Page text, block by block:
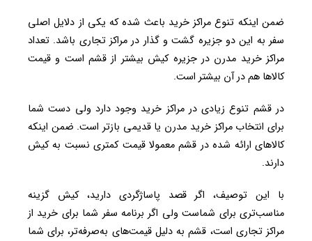
ضمن اینکه تنوع مراکز خرید باعث شده که یکی از دلایل اصلی
سفر به این دو جزیره گشت و گذار در مراکز تجاری باشد. تعداد
مراکز خرید مدرن در جزیره کیش بیشتر از قشم است و قیمت
کالاها هم در آن بیشتر است.
در قشم تنوع زیادی در مراکز خرید وجود دارد ولی دست شما
برای انتخاب مراکز خرید مدرن یا قدیمی‌ بازتر است. ضمن اینکه
کالاهای ارائه شده در قشم معمولا قیمت کمتری نسبت به کیش
دارند.
با این توصیف، اگر قصد پاساژگردی دارید، کیش گزینه
مناسب‌تری برای شماست ولی اگر برنامه سفر شما برای خرید از
مراکز تجاری است، قشم به دلیل قیمت‌های به‌صرفه‌تر، برای شما